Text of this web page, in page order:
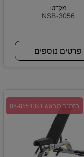
מק"ט:
NSB-3056
פרטים נוספים
הזמנה מראש 08-8551391